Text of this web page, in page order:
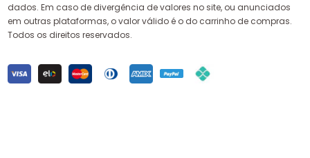
dados. Em caso de divergência de valores no site, ou anunciados
em outras plataformas, o valor válido é o do carrinho de compras.
Todos os direitos reservados.